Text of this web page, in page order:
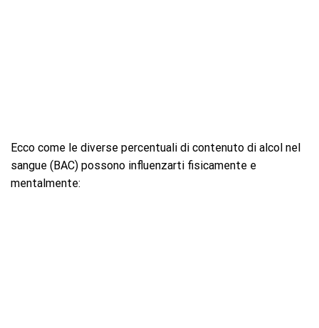
Ecco come le diverse percentuali di contenuto di alcol nel
sangue (BAC) possono influenzarti fisicamente e
mentalmente: